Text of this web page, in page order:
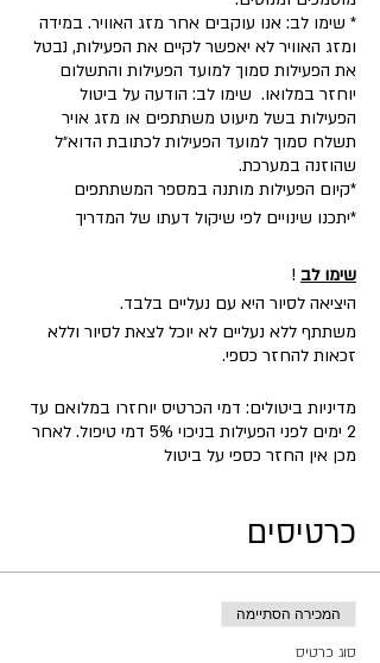
* שימו לב: אנו עוקבים אחר מזג האוויר. במידה
ומזג האוויר לא יאפשר לקיים את הפעילות, נבטל
את הפעילות סמוך למועד הפעילות והתשלום
יוחזר במלואו. שימו לב: הודעה על ביטול
הפעילות בשל מיעוט משתתפים או מזג אויר
תשלח סמוך למועד הפעילות לכתובת הדוא״ל
שהוזנה במערכת.
​*קיום הפעילות מותנה במספר המשתתפים
*יתכנו שינויים לפי שיקול דעתו של המדריך
שימו לב !
היציאה לסיור היא עם נעליים בלבד.
משתתף ללא נעליים לא יוכל לצאת לסיור וללא
זכאות להחזר כספי.
מדיניות ביטולים: דמי הכרטיס יוחזרו במלואם עד
2 ימים לפני הפעילות בניכוי 5% דמי טיפול. לאחר
מכן אין החזר כספי על ביטול
כרטיסים
המכירה הסתיימה
סוג כרטיס